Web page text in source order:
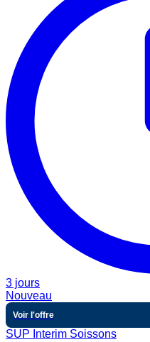
3 jours
Nouveau
Voir l'offre
SUP Interim Soissons